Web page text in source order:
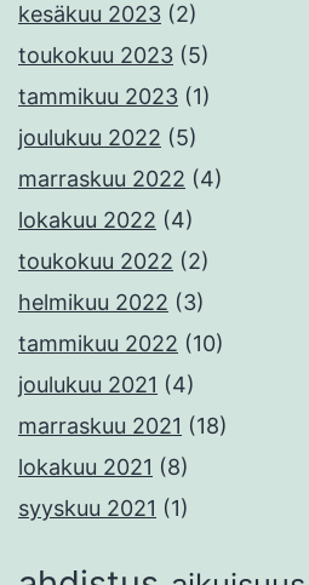
kesäkuu 2023 (2)
toukokuu 2023 (5)
tammikuu 2023 (1)
joulukuu 2022 (5)
marraskuu 2022 (4)
lokakuu 2022 (4)
toukokuu 2022 (2)
helmikuu 2022 (3)
tammikuu 2022 (10)
joulukuu 2021 (4)
marraskuu 2021 (18)
lokakuu 2021 (8)
syyskuu 2021 (1)